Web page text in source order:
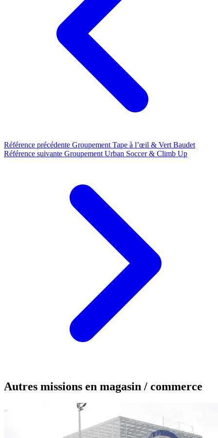
Référence précédente Groupement Tape à l’œil & Vert Baudet
Référence suivante Groupement Urban Soccer & Climb Up
Autres missions en magasin / commerce